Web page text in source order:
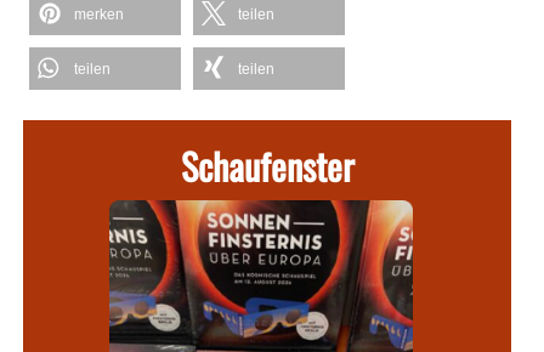
merken teilen
teilen teilen
Schaufenster